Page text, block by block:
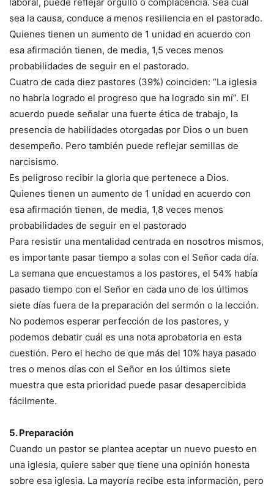
sea la causa, conduce a menos resiliencia en el pastorado.
Quienes tienen un aumento de 1 unidad en acuerdo con
esa afirmación tienen, de media, 1,5 veces menos
probabilidades de seguir en el pastorado.
Cuatro de cada diez pastores (39%) coinciden: “La iglesia
no habría logrado el progreso que ha logrado sin mí”. El
acuerdo puede señalar una fuerte ética de trabajo, la
presencia de habilidades otorgadas por Dios o un buen
desempeño. Pero también puede reflejar semillas de
narcisismo.
Es peligroso recibir la gloria que pertenece a Dios.
Quienes tienen un aumento de 1 unidad en acuerdo con
esa afirmación tienen, de media, 1,8 veces menos
probabilidades de seguir en el pastorado
Para resistir una mentalidad centrada en nosotros mismos,
es importante pasar tiempo a solas con el Señor cada día.
La semana que encuestamos a los pastores, el 54% había
pasado tiempo con el Señor en cada uno de los últimos
siete días fuera de la preparación del sermón o la lección.
No podemos esperar perfección de los pastores, y
podemos debatir cuál es una nota aprobatoria en esta
cuestión. Pero el hecho de que más del 10% haya pasado
tres o menos días con el Señor en los últimos siete
muestra que esta prioridad puede pasar desapercibida
fácilmente.
5. Preparación
Cuando un pastor se plantea aceptar un nuevo puesto en
una iglesia, quiere saber que tiene una opinión honesta
sobre esa iglesia. La mayoría recibe esta información, pero